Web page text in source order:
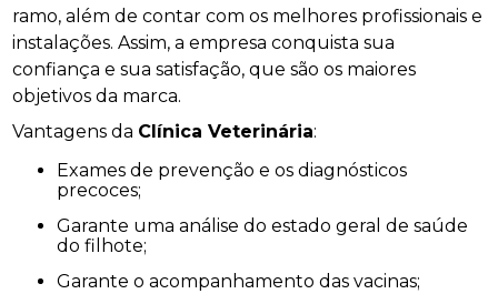
ramo, além de contar com os melhores profissionais e
instalações. Assim, a empresa conquista sua
confiança e sua satisfação, que são os maiores
objetivos da marca.
Vantagens da Clínica Veterinária:
Exames de prevenção e os diagnósticos
precoces;
Garante uma análise do estado geral de saúde
do filhote;
Garante o acompanhamento das vacinas;